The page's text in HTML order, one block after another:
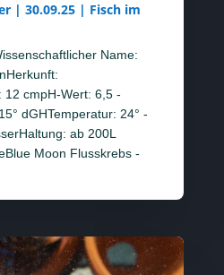
| 30.09.25| Fisch im
Name:
12 cmpH-Wert: 6,5 -
dGHTemperatur: 24° -
ab 200L
Moon Flusskrebs -